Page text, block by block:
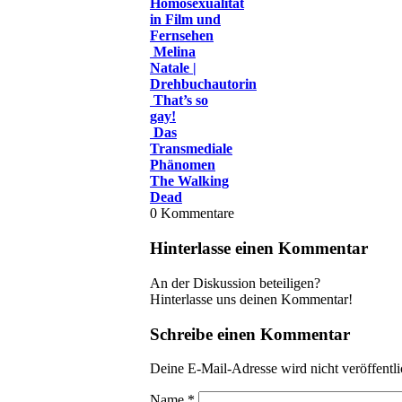
Homosexualität
in Film und
Fernsehen
Melina
Natale |
Drehbuchautorin
That’s so
gay!
Das
Transmediale
Phänomen
The Walking
Dead
0 Kommentare
Hinterlasse einen Kommentar
An der Diskussion beteiligen?
Hinterlasse uns deinen Kommentar!
Schreibe einen Kommentar
Deine E-Mail-Adresse wird nicht